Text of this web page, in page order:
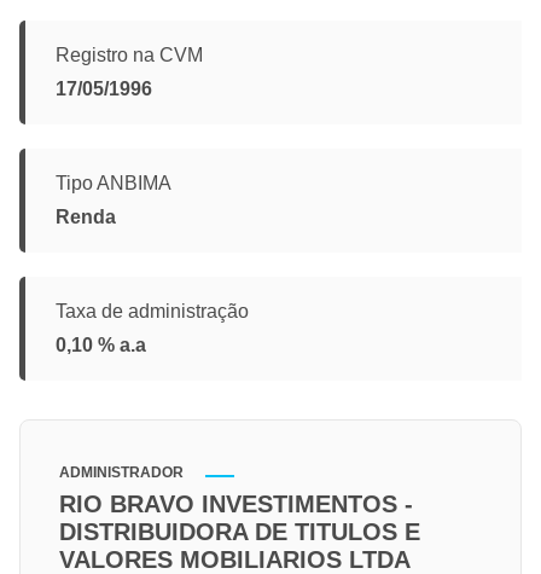
Registro na CVM
17/05/1996
Tipo ANBIMA
Renda
Taxa de administração
0,10 % a.a
ADMINISTRADOR
RIO BRAVO INVESTIMENTOS -
DISTRIBUIDORA DE TITULOS E
VALORES MOBILIARIOS LTDA